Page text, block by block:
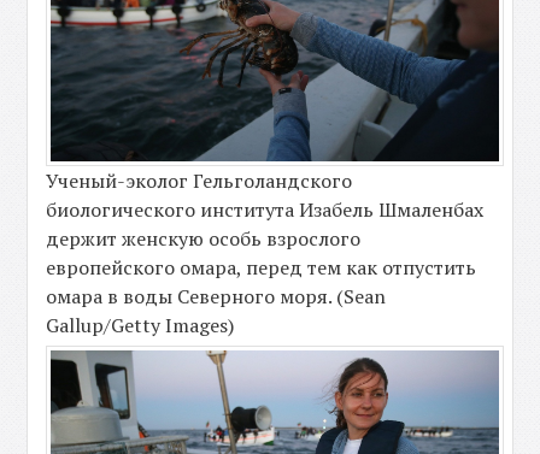
Ученый-эколог Гельголандского
биологического института Изабель Шмаленбах
держит женскую особь взрослого
европейского омара, перед тем как отпустить
омара в воды Северного моря. (Sean
Gallup/Getty Images)